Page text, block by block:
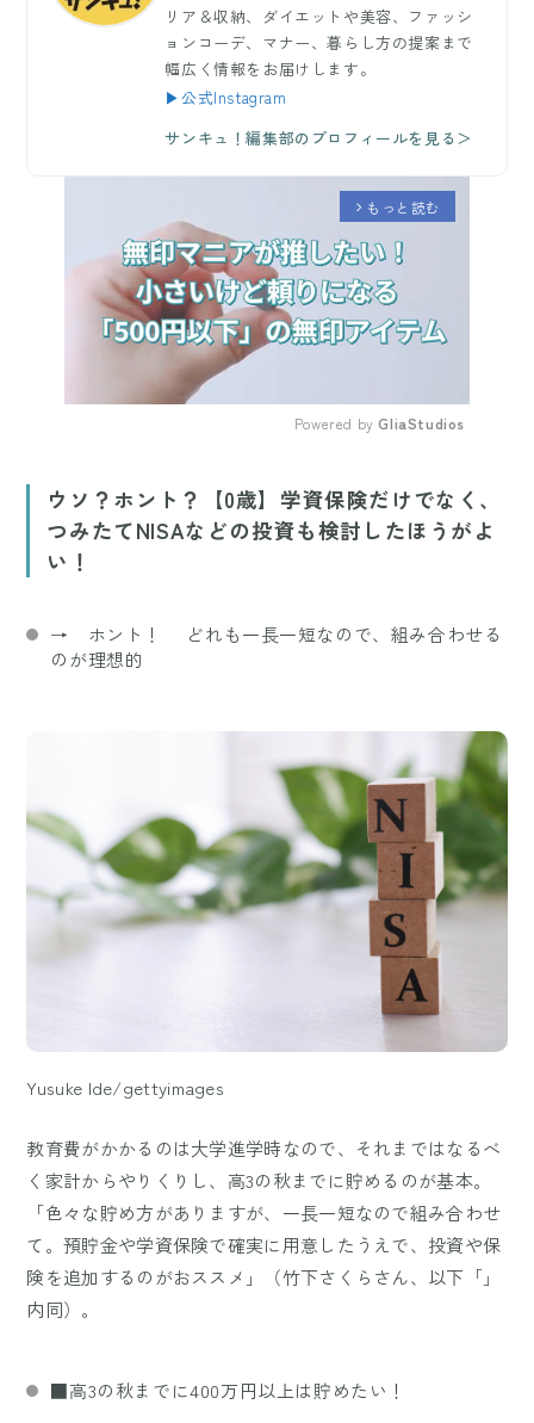
リア＆収納、ダイエットや美容、ファッシ
ョンコーデ、マナー、暮らし方の提案まで
幅広く情報をお届けします。
▶公式Instagram
サンキュ！編集部のプロフィールを見る＞
arrow_forward_ios もっと読む
Powered by GliaStudios
ウソ？ホント？【0歳】学資保険だけでなく、
つみたてNISAなどの投資も検討したほうがよ
い！
→ ホント！ どれも一長一短なので、組み合わせる
のが理想的
Yusuke Ide/gettyimages
教育費がかかるのは大学進学時なので、それまではなるべ
く家計からやりくりし、高3の秋までに貯めるのが基本。
「色々な貯め方がありますが、一長一短なので組み合わせ
て。預貯金や学資保険で確実に用意したうえで、投資や保
険を追加するのがおススメ」（竹下さくらさん、以下「」
内同）。
■高3の秋までに400万円以上は貯めたい！